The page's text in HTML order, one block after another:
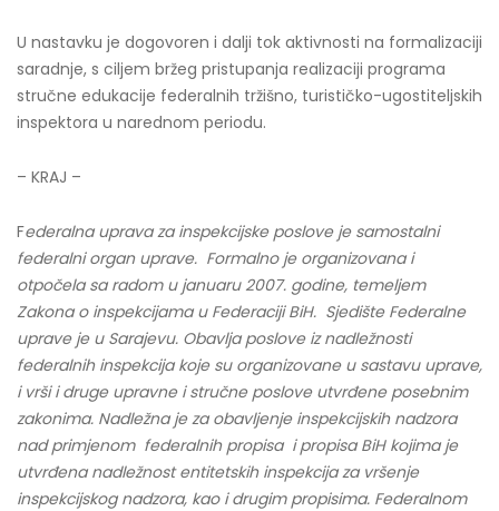
U nastavku je dogovoren i dalji tok aktivnosti na formalizaciji
saradnje, s ciljem bržeg pristupanja realizaciji programa
stručne edukacije federalnih tržišno, turističko-ugostiteljskih
inspektora u narednom periodu.
– KRAJ –
Federalna uprava za inspekcijske poslove je samostalni
federalni organ uprave. Formalno je organizovana i
otpočela sa radom u januaru 2007. godine, temeljem
Zakona o inspekcijama u Federaciji BiH. Sjedište Federalne
uprave je u Sarajevu. Obavlja poslove iz nadležnosti
federalnih inspekcija koje su organizovane u sastavu uprave,
i vrši i druge upravne i stručne poslove utvrđene posebnim
zakonima. Nadležna je za obavljenje inspekcijskih nadzora
nad primjenom federalnih propisa i propisa BiH kojima je
utvrđena nadležnost entitetskih inspekcija za vršenje
inspekcijskog nadzora, kao i drugim propisima. Federalnom